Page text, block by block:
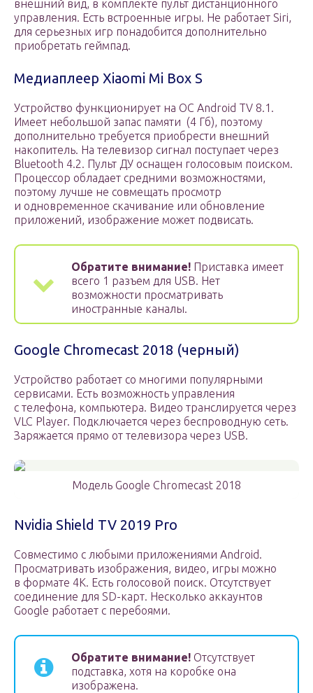
внешний вид, в комплекте пульт дистанционного
управления. Есть встроенные игры. Не работает Siri,
для серьезных игр понадобится дополнительно
приобретать геймпад.
Медиаплеер Xiaomi Mi Box S
Устройство функционирует на ОС Android TV 8.1.
Имеет небольшой запас памяти ­ (4 Гб), поэтому
дополнительно требуется приобрести внешний
накопитель. На телевизор сигнал поступает через
Bluetooth 4.2. Пульт ДУ оснащен голосовым поиском.
Процессор обладает средними возможностями,
поэтому лучше не совмещать просмотр
и одновременное скачивание или обновление
приложений, изображение может подвисать.
Обратите внимание! Приставка имеет
всего 1 разъем для USB. Нет
возможности просматривать
иностранные каналы.
Google Chromecast 2018 (черный)
Устройство работает со многими популярными
сервисами. Есть возможность управления
с телефона, компьютера. Видео транслируется через
VLC Player. Подключается через беспроводную сеть.
Заряжается прямо от телевизора через USB.
Модель Google Chromecast 2018
Nvidia Shield TV 2019 Pro
Совместимо с любыми приложениями Android.
Просматривать изображения, видео, игры можно
в формате 4К. Есть голосовой поиск. Отсутствует
соединение для SD-карт. Несколько аккаунтов
Google работает с перебоями.
Обратите внимание! Отсутствует
подставка, хотя на коробке она
изображена.